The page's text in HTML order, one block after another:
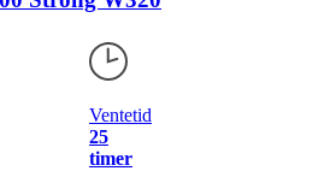
Ventetid
25
timer